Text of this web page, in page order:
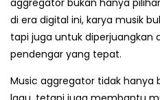
aggregator bukan hanya
di era digital ini, karya musik
tapi juga untuk diperjuangkan
pendengar yang tepat.
Music aggregator tidak hanya